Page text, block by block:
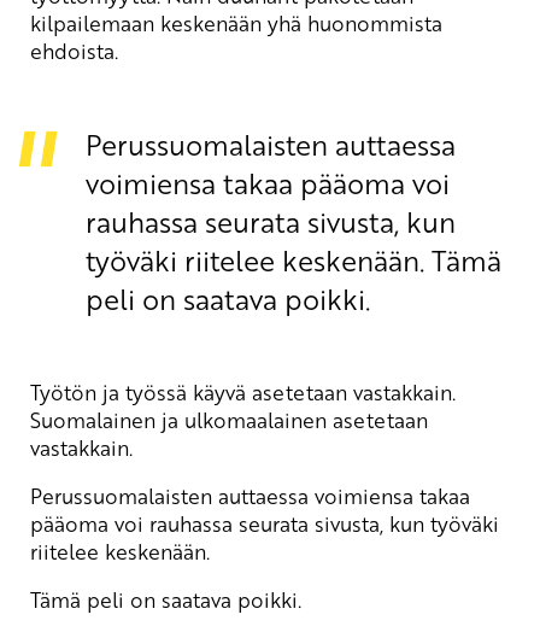
kilpailemaan keskenään yhä huonommista
ehdoista.
Perussuomalaisten auttaessa
voimiensa takaa pääoma voi
rauhassa seurata sivusta, kun
työväki riitelee keskenään. Tämä
peli on saatava poikki.
Työtön ja työssä käyvä asetetaan vastakkain.
Suomalainen ja ulkomaalainen asetetaan
vastakkain.
Perussuomalaisten auttaessa voimiensa takaa
pääoma voi rauhassa seurata sivusta, kun työväki
riitelee keskenään.
Tämä peli on saatava poikki.